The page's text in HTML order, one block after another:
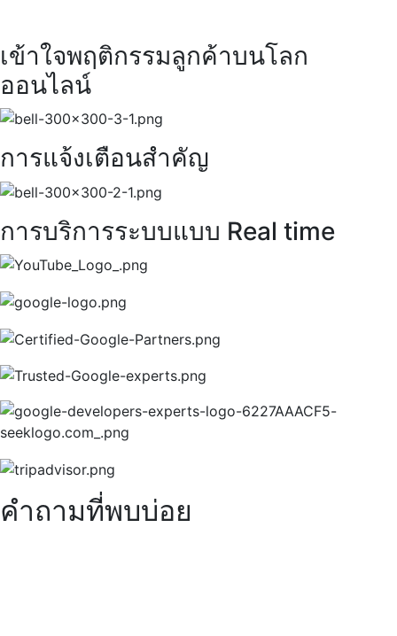
เข้าใจพฤติกรรมลูกค้าบนโลก
ออนไลน์
การแจ้งเตือนสำคัญ
การบริการระบบแบบ Real time
คำถามที่พบบ่อย